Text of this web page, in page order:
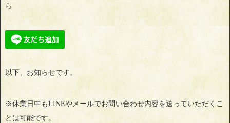
ら
以下、お知らせです。
※休業日中もLINEやメールでお問い合わせ内容を送っていただくこ
とは可能です。